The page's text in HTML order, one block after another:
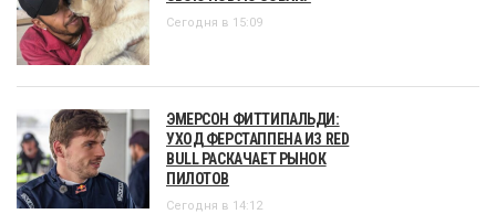
Сегодня в 15:09
ЭМЕРСОН ФИТТИПАЛЬДИ:
УХОД ФЕРСТАППЕНА ИЗ RED
BULL РАСКАЧАЕТ РЫНОК
ПИЛОТОВ
Сегодня в 14:12